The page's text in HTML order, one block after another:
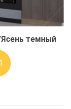
темный